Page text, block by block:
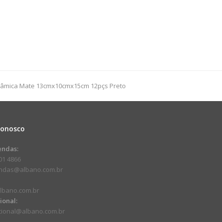
Mate 13cmx10cmx15cm 12pçs Preto
4866